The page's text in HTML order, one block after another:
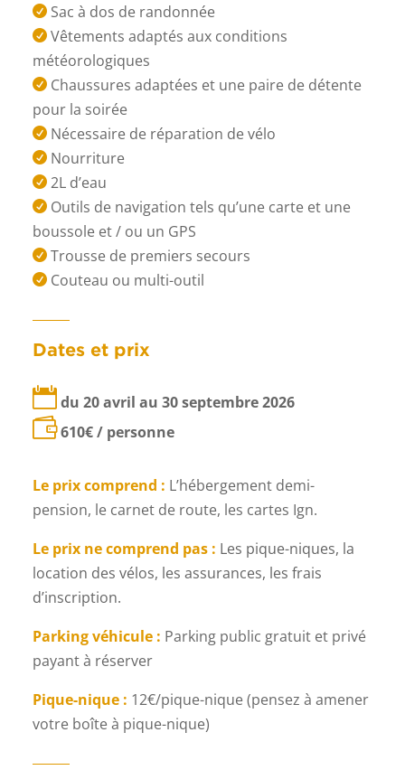
Sac à dos de randonnée
Vêtements adaptés aux conditions
météorologiques
Chaussures adaptées et une paire de détente
pour la soirée
Nécessaire de réparation de vélo
Nourriture
2L d’eau
Outils de navigation tels qu’une carte et une
boussole et / ou un GPS
Trousse de premiers secours
Couteau ou multi-outil
Dates et prix
 du 20 avril au 30 septembre 2026
 610€ / personne
Le prix comprend : L’hébergement demi-
pension, le carnet de route, les cartes Ign.
Le prix ne comprend pas : Les pique-niques, la
location des vélos, les assurances, les frais
d’inscription.
Parking véhicule : Parking public gratuit et privé
payant à réserver
Pique-nique : 12€/pique-nique (pensez à amener
votre boîte à pique-nique)